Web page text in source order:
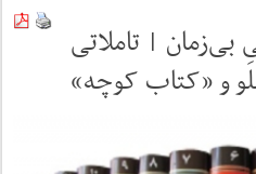
بی‌زمان | تاملاتی
و «کتاب کوچه»